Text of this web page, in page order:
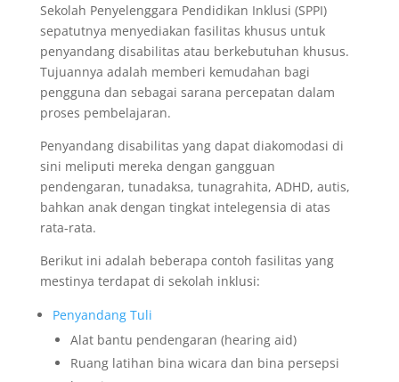
Sekolah Penyelenggara Pendidikan Inklusi (SPPI)
sepatutnya menyediakan fasilitas khusus untuk
penyandang disabilitas atau berkebutuhan khusus.
Tujuannya adalah memberi kemudahan bagi
pengguna dan sebagai sarana percepatan dalam
proses pembelajaran.
Penyandang disabilitas yang dapat diakomodasi di
sini meliputi mereka dengan gangguan
pendengaran, tunadaksa, tunagrahita, ADHD, autis,
bahkan anak dengan tingkat intelegensia di atas
rata-rata.
Berikut ini adalah beberapa contoh fasilitas yang
mestinya terdapat di sekolah inklusi:
Penyandang Tuli
Alat bantu pendengaran (hearing aid)
Ruang latihan bina wicara dan bina persepsi